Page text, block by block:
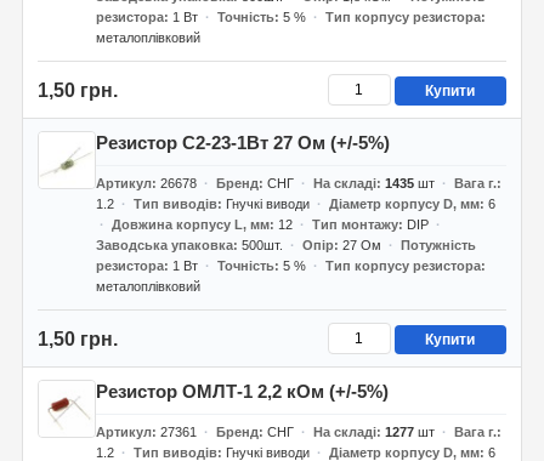
резистора
1 Вт Точність 5 %
Тип корпусу резистора
металоплівковий
1,50 грн. Купити
Резистор С2-23-1Вт 27 Ом (+/-5%)
Артикул 26678 Бренд СНГ На складі 1435шт
Вага г.
1.2
Тип виводів Гнучкі виводи Діаметр корпусу D, мм 6
Довжина корпусу L, мм
12 Тип монтажу
DIP
Заводська упаковка 500шт. Опір 27 Ом
Потужність
резистора
1 Вт Точність 5 %
Тип корпусу резистора
металоплівковий
1,50 грн. Купити
Резистор ОМЛТ-1 2,2 кОм (+/-5%)
Артикул 27361 Бренд СНГ На складі 1277шт
Вага г.
1.2
Тип виводів Гнучкі виводи Діаметр корпусу D, мм 6